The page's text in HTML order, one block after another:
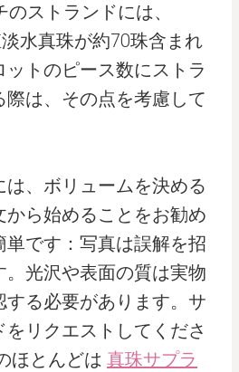
ストランドには、
水真珠が約70珠含まれ
トのピース数にストラ
際は、その点を考慮して
、ボリュームを決める
ら始めることをお勧め
単です：写真は誤解を招
。光沢や表面の質は実物
する必要があります。サ
リクエストしてくださ
ほとんどは 真珠サプラ